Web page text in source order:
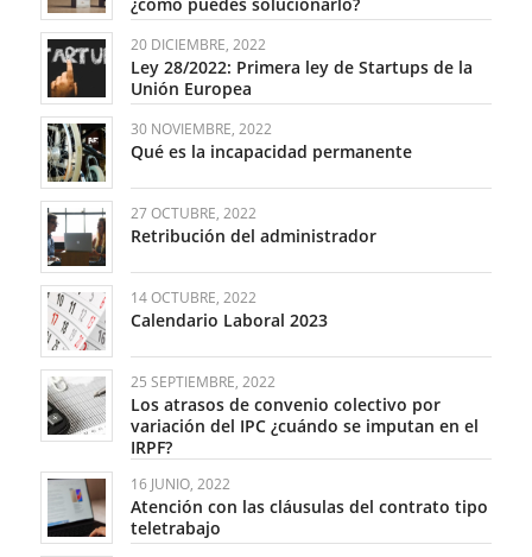
20 DICIEMBRE, 2022
Ley 28/2022: Primera ley de Startups de la
Unión Europea
30 NOVIEMBRE, 2022
Qué es la incapacidad permanente
27 OCTUBRE, 2022
Retribución del administrador
14 OCTUBRE, 2022
Calendario Laboral 2023
25 SEPTIEMBRE, 2022
Los atrasos de convenio colectivo por
variación del IPC ¿cuándo se imputan en el
IRPF?
16 JUNIO, 2022
Atención con las cláusulas del contrato tipo
teletrabajo